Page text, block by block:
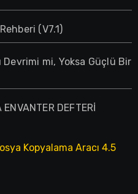
(V7.1)
Devrimi mi, Yoksa Güçlü Bir
DEFTERİ
Kopyalama Aracı 4.5